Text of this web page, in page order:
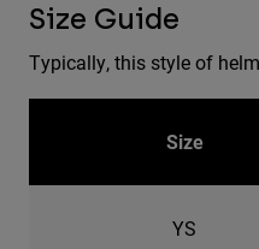
Size Guide
Typically, this style of
Size
YS